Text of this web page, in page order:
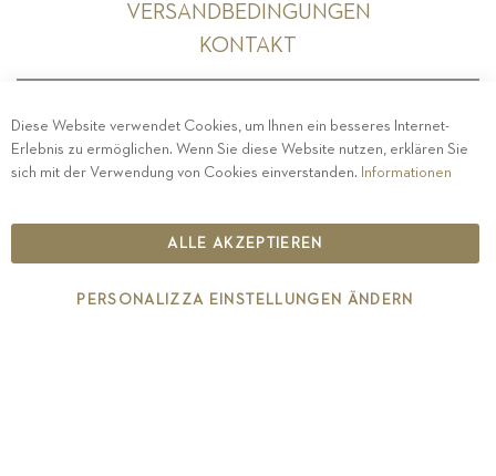
VERSANDBEDINGUNGEN
KONTAKT
PRIVACY-IMPRESSUM- COOKIE POLICY-
ETHISCHER KODEX
IT00126670215
Diese Website verwendet Cookies, um Ihnen ein besseres Internet-
Erlebnis zu ermöglichen. Wenn Sie diese Website nutzen, erklären Sie
sich mit der Verwendung von Cookies einverstanden. Informationen
ALLE AKZEPTIEREN
PERSONALIZZA EINSTELLUNGEN ÄNDERN